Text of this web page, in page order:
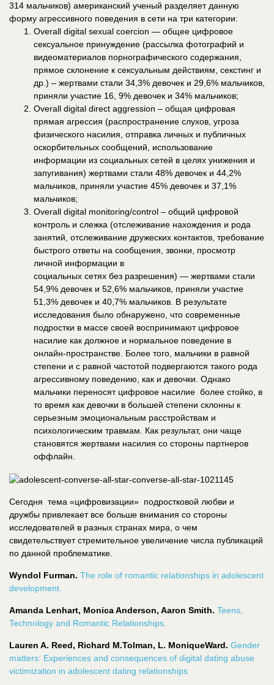
314 мальчиков) американский ученый разделяет данную
форму агрессивного поведения в сети на три категории:
Overall digital sexual coercion — общее цифровое
сексуальное принуждение (рассылка фотографий и
видеоматериалов порнографического содержания,
прямое склонение к сексуальным действиям, секстинг и
др.) – жертвами стали 34,3% девочек и 29,6% мальчиков,
приняли участие 16, 9% девочек и 34% мальчиков;
Overall digital direct aggression – общая цифровая
прямая агрессия (распространение слухов, угроза
физического насилия, отправка личных и публичных
оскорбительных сообщений, использование
информации из социальных сетей в целях унижения и
запугивания) жертвами стали 48% девочек и 44,2%
мальчиков, приняли участие 45% девочек и 37,1%
мальчиков;
Overall digital monitoring/control – общий цифровой
контроль и слежка (отслеживание нахождения и рода
занятий, отслеживание дружеских контактов, требование
быстрого ответы на сообщения, звонки, просмотр
личной информации в
социальных сетях без разрешения) — жертвами стали
54,9% девочек и 52,6% мальчиков, приняли участие
51,3% девочек и 40,7% мальчиков. В результате
исследования было обнаружено, что современные
подростки в массе своей воспринимают цифровое
насилие как должное и нормальное поведение в
онлайн-пространстве. Более того, мальчики в равной
степени и с равной частотой подвергаются такого рода
агрессивному поведению, как и девочки. Однако
мальчики переносят цифровое насилие более стойко, в
то время как девочки в большей степени склонны к
серьезным эмоциональным расстройствам и
психологическим травмам. Как результат, они чаще
становятся жертвами насилия со стороны партнеров
оффлайн.
Сегодня тема «цифровизации» подростковой любви и
дружбы привлекает все больше внимания со стороны
исследователей в разных странах мира, о чем
свидетельствует стремительное увеличение числа публикаций
по данной проблематике.
Wyndol Furman. The role of romantic relationships in adolescent
development.
Amanda Lenhart, Monica Anderson, Aaron Smith. Teens,
Technology and Romantic Relationships.
Lauren A. Reed, Richard M.Tolman, L. MoniqueWard. Gender
matters: Experiences and consequences of digital dating abuse
victimization in adolescent dating relationships